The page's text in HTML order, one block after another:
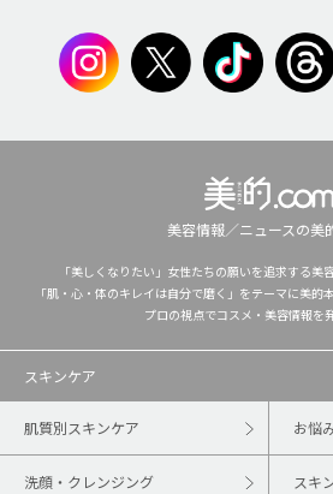
美容情報／ニュースの美
「美しくなりたい」女性たちの願いを追求する美
「肌・心・体のキレイは自分で磨く」をテーマに美的
プロの視点でコスメ・美容情報を
スキンケア
肌質別スキンケア お悩
洗顔・クレンジング スキ